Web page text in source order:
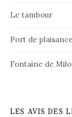
Le tambour
Port de plaisance
Fontaine de Milo
LES AVIS DES